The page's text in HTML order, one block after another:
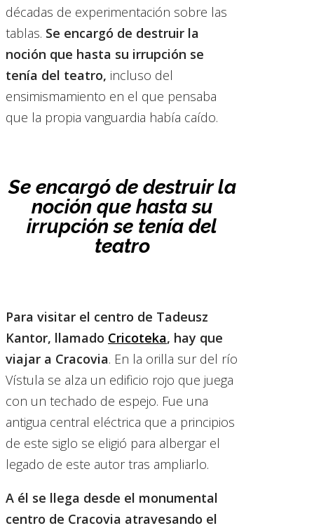
décadas de experimentación sobre las
tablas. Se encargó de destruir la
noción que hasta su irrupción se
tenía del teatro, incluso del
ensimismamiento en el que pensaba
que la propia vanguardia había caído.
Se encargó de destruir la
noción que hasta su
irrupción se tenía del
teatro
Para visitar el centro de Tadeusz
Kantor, llamado Cricoteka, hay que
viajar a Cracovia. En la orilla sur del río
Vístula se alza un edificio rojo que juega
con un techado de espejo. Fue una
antigua central eléctrica que a principios
de este siglo se eligió para albergar el
legado de este autor tras ampliarlo.
A él se llega desde el monumental
centro de Cracovia atravesando el